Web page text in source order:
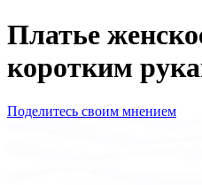
Платье
коротким
Поделитесь своим мнением